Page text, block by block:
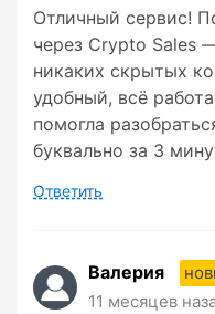
Отличный сервис!
через Crypto Sales
никаких скрытых
удобный, всё
помогла
буквально за 3
Ответить
Валерия
11 месяцев